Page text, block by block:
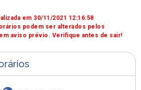
em 30/11/2021 12:16:58
podem ser alterados pelos
aviso prévio. Verifique antes de sair!